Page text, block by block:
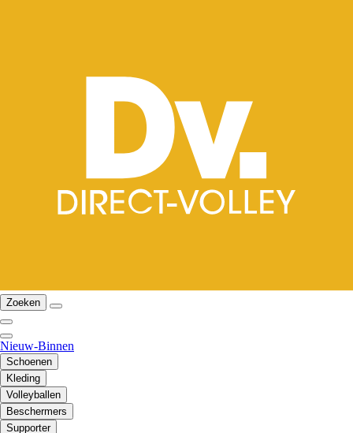
Zoeken
Nieuw-Binnen
Schoenen
Kleding
Volleyballen
Beschermers
Supporter